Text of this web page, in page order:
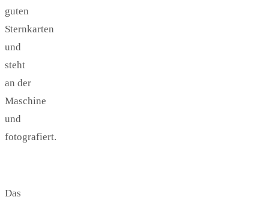
guten
Sternkarten
und
steht
an der
Maschine
und
fotografiert.
Das